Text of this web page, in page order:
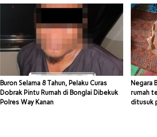
Buron Selama 8 Tahun, Pelaku Curas
Dobrak Pintu Rumah di Bonglai Dibekuk
Polres Way Kanan
Negara
rumah
ditusuk